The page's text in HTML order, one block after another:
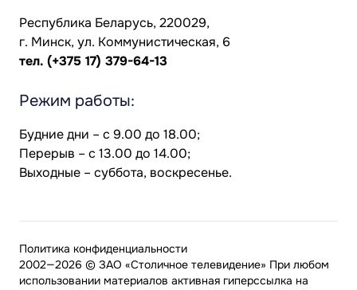
Республика Беларусь, 220029,
г. Минск, ул. Коммунистическая, 6
тел. (+375 17) 379-64-13
Режим работы:
Будние дни – с 9.00 до 18.00;
Перерыв – с 13.00 до 14.00;
Выходные – суббота, воскресенье.
2002—2026 © ЗАО «Столичное телевидение» При любом
использовании материалов активная гиперссылка на
Политика конфиденциальности